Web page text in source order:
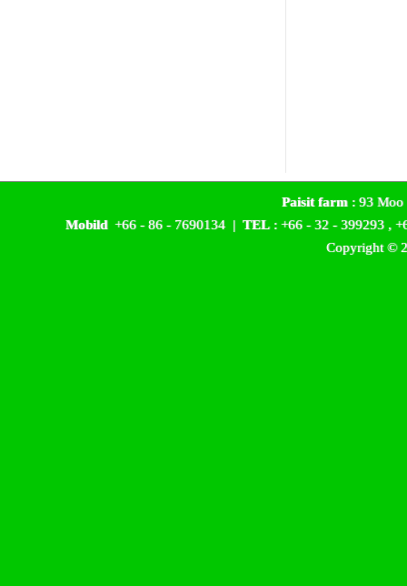
Paisit farm: 93 Moo
Mobild +66 - 86 - 7690134 | TEL : +66 - 32 - 399293 ,
Copyright ©